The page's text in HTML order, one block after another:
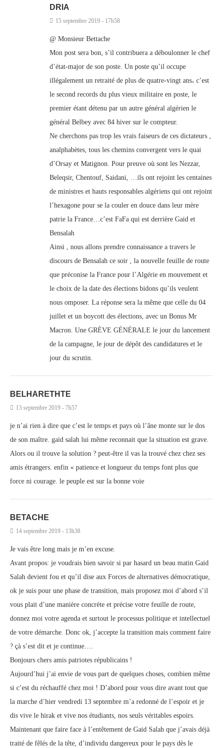
DRIA
15 septembre 2019 - 17h58
@ Monsieur Bettache
Mon post sera bon, s’il contribuera a déboulonner le chef
d’état-major de son poste. Un poste qu’il occupe
illégalement un retraité de plus de quatre-vingt ans، c’est
le second records du plus vieux militaire en poste, le
premier étant détenu par un autre général algérien le
général Belbey avec 84 hiver sur le compteur.
Ne cherchons pas trop les vrais faiseurs de ces dictateurs ,
analphabètes, tous les chemins convergent vers le quai
d’Orsay et Matignon. Pour preuve où sont les Nezzar,
Beleqsir, Chentouf, Saidani, …ils ont rejoint les centaines
de ministres et hauts responsables algériens qui ont rejoint
l’hexagone pour se la couler en douce dans leur mère
patrie la France…c’est FaFa qui est derrière Gaid et
Bensalah
Ainsi , nous allons prendre connaissance a travers le
discours de Bensalah ce soir , la nouvelle feuille de route
que préconise la France pour l’Algérie en mouvement et
le choix de la date des élections bidons qu’ils veulent
nous omposer. La réponse sera la même que celle du 04
juillet et un boycott des élections, avec un Bonus Mr
Macron. Une GRÈVE GÉNÉRALE le jour du lancement
de la campagne, le jour de dépôt des candidatures et le
jour du scrutin.
BELHARETHTE
13 septembre 2019 - 7h57
je n’ai rien à dire que c’est le temps et pays où l’âne monte sur le dos
de son maître. gaid salah lui même reconnait que la situation est grave.
Alors ou il trouve la solution ? peut-être il vas la trouvé chez chez ses
amis étrangers. enfin « patience et longueur du temps font plus que
force ni courage. le peuple est sur la bonne voie
BETACHE
14 septembre 2019 - 13h38
Je vais être long mais je m’en excuse.
Avant propos: je voudrais bien savoir si par hasard un beau matin Gaid
Salah devient fou et qu’il dise aux Forces de alternatives démocratique,
ok je suis pour une phase de transition, mais proposez moi d’abord s’il
vous plait d’une manière concrète et précise votre feuille de route,
donnez moi votre agenda et surtout le processus politique et intellectuel
de votre démarche. Donc ok, j’accepte la transition mais comment faire
? çà s’est dit et je continue….
Bonjours chers amis patriotes républicains !
Aujourd’hui j’ai envie de vous part de quelques choses, combien même
si c’est du réchauffé chez moi ! D’abord pour vous dire avant tout que
la marche d’hier vendredi 13 septembre m’a redonné de l’espoir et je
dis vive le hirak et vive nos étudiants, nos seuls véritables espoirs.
Maintenant que faire face à l’entêtement de Gaid Salah que j’avais déjà
traité de fêlés de la tête, d’individu dangereux pour le pays dès le